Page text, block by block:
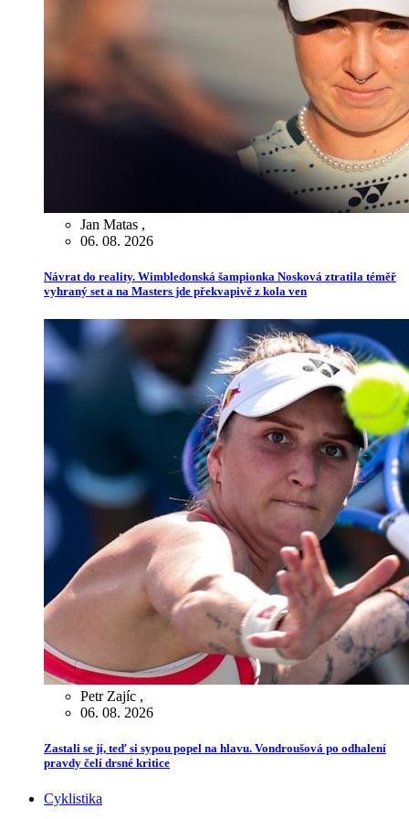
Jan Matas ,
06. 08. 2026
Návrat do reality. Wimbledonská šampionka Nosková ztratila téměř
vyhraný set a na Masters jde překvapivě z kola ven
Petr Zajíc ,
06. 08. 2026
Zastali se jí, teď si sypou popel na hlavu. Vondroušová po odhalení
pravdy čelí drsné kritice
Cyklistika